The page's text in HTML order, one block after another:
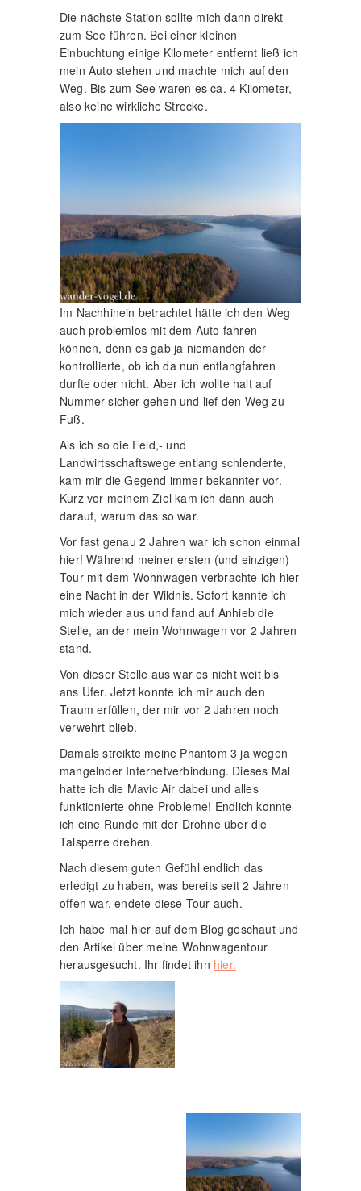
Die nächste Station sollte mich dann direkt
zum See führen. Bei einer kleinen
Einbuchtung einige Kilometer entfernt ließ ich
mein Auto stehen und machte mich auf den
Weg. Bis zum See waren es ca. 4 Kilometer,
also keine wirkliche Strecke.
Im Nachhinein betrachtet hätte ich den Weg
auch problemlos mit dem Auto fahren
können, denn es gab ja niemanden der
kontrollierte, ob ich da nun entlangfahren
durfte oder nicht. Aber ich wollte halt auf
Nummer sicher gehen und lief den Weg zu
Fuß.
Als ich so die Feld,- und
Landwirtsschaftswege entlang schlenderte,
kam mir die Gegend immer bekannter vor.
Kurz vor meinem Ziel kam ich dann auch
darauf, warum das so war.
Vor fast genau 2 Jahren war ich schon einmal
hier! Während meiner ersten (und einzigen)
Tour mit dem Wohnwagen verbrachte ich hier
eine Nacht in der Wildnis. Sofort kannte ich
mich wieder aus und fand auf Anhieb die
Stelle, an der mein Wohnwagen vor 2 Jahren
stand.
Von dieser Stelle aus war es nicht weit bis
ans Ufer. Jetzt konnte ich mir auch den
Traum erfüllen, der mir vor 2 Jahren noch
verwehrt blieb.
Damals streikte meine Phantom 3 ja wegen
mangelnder Internetverbindung. Dieses Mal
hatte ich die Mavic Air dabei und alles
funktionierte ohne Probleme! Endlich konnte
ich eine Runde mit der Drohne über die
Talsperre drehen.
Nach diesem guten Gefühl endlich das
erledigt zu haben, was bereits seit 2 Jahren
offen war, endete diese Tour auch.
Ich habe mal hier auf dem Blog geschaut und
den Artikel über meine Wohnwagentour
herausgesucht. Ihr findet ihn hier.